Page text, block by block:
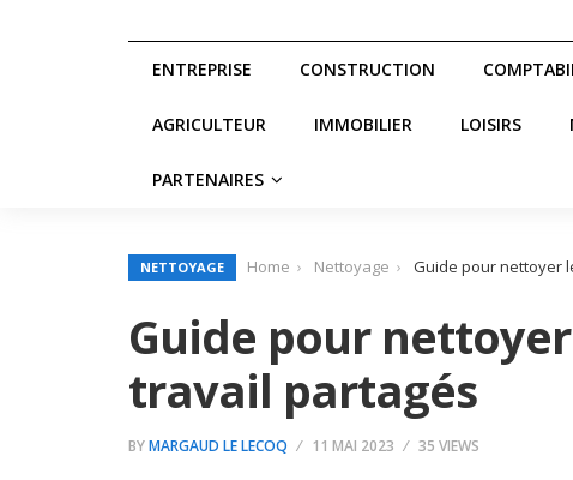
ENTREPRISE CONSTRUCTION
AGRICULTEUR IMMOBILIER LOISIRS
PARTENAIRES
NETTOYAGE Home Nettoyage Guide pour nettoyer
Guide pour
travail partagés
BYMARGAUD LE LECOQ 11 MAI 2023 35 VIEWS